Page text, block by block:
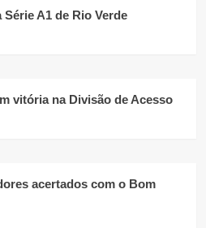
Série A1 de Rio Verde
vitória na Divisão de Acesso
acertados com o Bom